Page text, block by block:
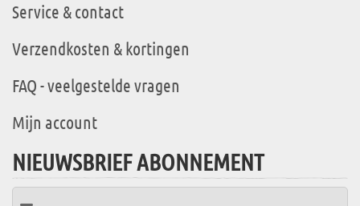
Service & contact
Verzendkosten & kortingen
FAQ - veelgestelde vragen
Mijn account
NIEUWSBRIEF ABONNEMENT